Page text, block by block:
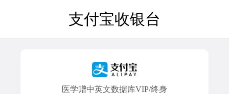
支付宝收银台
医学赠中英文数据库VIP/终身